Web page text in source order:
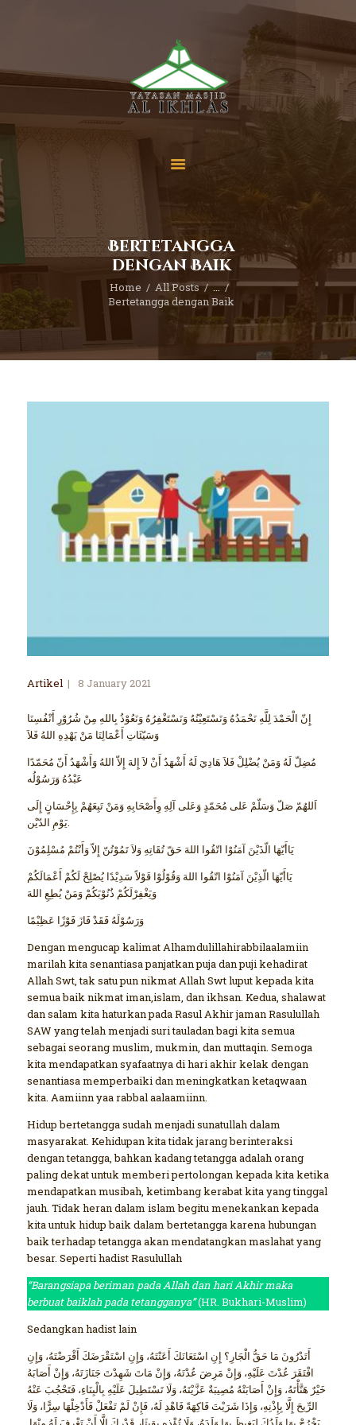
Bertetangga
dengan Baik
Home All Posts
...
Bertetangga dengan Baik
Tentang Kami
Berita
Yuk Berdonasi
Kontak
Artikel 8 January 2021
إِنّ الْحَمْدَ لِلَّهِ نَحْمَدُهُ وَنَسْتَعِيْنُهُ وَنَسْتَغْفِرُهُ وَنَعُوْذُ بِاللهِ مِنْ شُرُوْرِ أَنْفُسِنَا
وَسَيّئَاتِ أَعْمَالِنَا مَنْ يَهْدِهِ اللهُ فَلاَ
مُضِلّ لَهُ وَمَنْ يُضْلِلْ فَلاَ هَادِيَ لَهُ أَشْهَدُ أَنْ لاَ إِلهَ إِلاّ اللهُ وَأَشْهَدُ أَنّ مُحَمّدًا
عَبْدُهُ وَرَسُوْلُه
اَللهُمّ صَلّ وَسَلّمْ عَلى مُحَمّدٍ وَعَلى آلِهِ وِأَصْحَابِهِ وَمَنْ تَبِعَهُمْ بِإِحْسَانٍ إِلَى
يَوْمِ الدّيْن.
يَاأَيّهَا الّذَيْنَ آمَنُوْا اتّقُوا اللهَ حَقّ تُقَاتِهِ وَلاَ تَمُوْتُنّ إِلاّ وَأَنْتُمْ مُسْلِمُوْنَ
يَاأَيّهَا الّذِيْنَ آمَنُوْا اتّقُوا اللهَ وَقُوْلُوْا قَوْلاً سَدِيْدًا يُصْلِحْ لَكُمْ أَعْمَالَكُمْ
وَيَغْفِرْلَكُمْ ذُنُوْبَكُمْ وَمَنْ يُطِعِ اللهَ
وَرَسُوْلَهُ فَقَدْ فَازَ فَوْزًا عَظِيْمًا
Dengan mengucap kalimat Alhamdulillahirabbilaalamiin
marilah kita senantiasa panjatkan puja dan puji kehadirat
Allah Swt, tak satu pun nikmat Allah Swt luput kepada kita
semua baik nikmat iman,islam, dan ikhsan. Kedua, shalawat
dan salam kita haturkan pada Rasul Akhir jaman Rasulullah
SAW yang telah menjadi suri tauladan bagi kita semua
sebagai seorang muslim, mukmin, dan muttaqin. Semoga
kita mendapatkan syafaatnya di hari akhir kelak dengan
senantiasa memperbaiki dan meningkatkan ketaqwaan
kita. Aamiinn yaa rabbal aalaamiinn.
Hidup bertetangga sudah menjadi sunatullah dalam
masyarakat. Kehidupan kita tidak jarang berinteraksi
dengan tetangga, bahkan kadang tetangga adalah orang
paling dekat untuk memberi pertolongan kepada kita ketika
mendapatkan musibah, ketimbang kerabat kita yang tinggal
jauh. Tidak heran dalam islam begitu menekankan kepada
kita untuk hidup baik dalam bertetangga karena hubungan
baik terhadap tetangga akan mendatangkan maslahat yang
besar. Seperti hadist Rasulullah
“Barangsiapa beriman pada Allah dan hari Akhir maka
berbuat baiklah pada tetangganya”(HR. Bukhari-Muslim)
Sedangkan hadist lain
أَتَدْرُونَ مَا حَقُّ الْجَارِ؟ إِنِ اسْتَعَانَكَ أَعَنْتَهُ، وَإِنِ اسْتَقْرَضَكَ أَقْرَضْتَهُ، وَإِنِ
افْتَقَرَ عُدْتَ عَلَيْهِ، وَإِنْ مَرِضَ عُدْتَهُ، وَإِنْ مَاتَ شَهِدْتَ جَنَازَتَهُ، وَإِنْ أَصَابَهُ
خَيْرٌ هَنَّأْتَهُ، وَإِنْ أَصَابَتْهُ مُصِيبَةٌ عَزَّيْتَهُ، وَلَا تَسْتَطِيلَ عَلَيْهِ بِالْبِنَاءِ، فَتَحْجُبَ عَنْهُ
الرِّيحَ إِلَّا بِإِذْنِهِ، وَإِذَا شَرَيْتَ فَاكِهَةً فَاهْدِ لَهُ، فَإِنْ لَمْ تَفْعَلْ فَأَدْخِلْهَا سِرًّا، وَلَا